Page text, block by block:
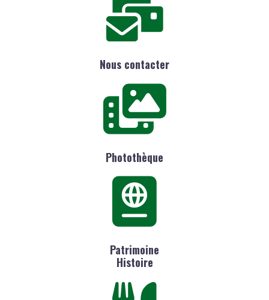
Nous contacter
Photothèque
Patrimoine
Histoire